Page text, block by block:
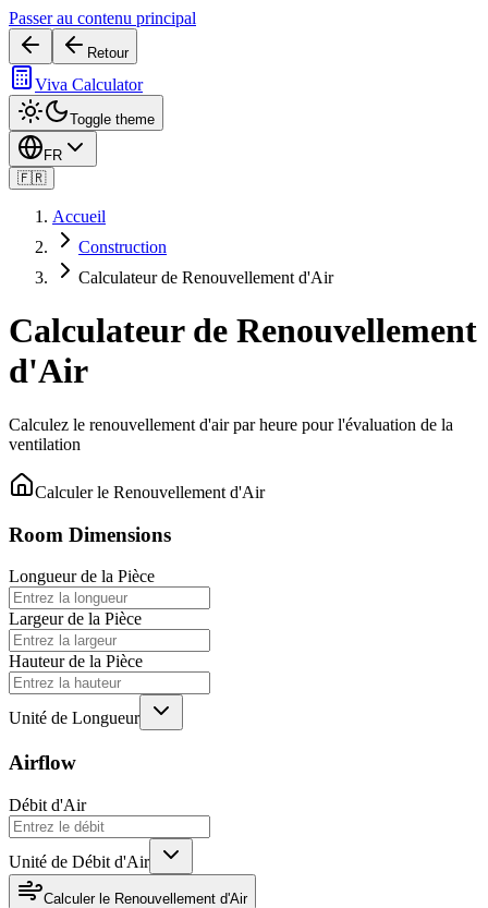
Passer au contenu principal
Retour
Viva Calculator
Toggle theme
FR
🇫🇷
Accueil
Construction
Calculateur de Renouvellement d'Air
Calculateur de Renouvellement
d'Air
Calculez le renouvellement d'air par heure pour l'évaluation de la
ventilation
Calculer le Renouvellement d'Air
Room Dimensions
Longueur de la Pièce
Largeur de la Pièce
Hauteur de la Pièce
Unité de Longueur
Airflow
Débit d'Air
Unité de Débit d'Air
Calculer le Renouvellement d'Air